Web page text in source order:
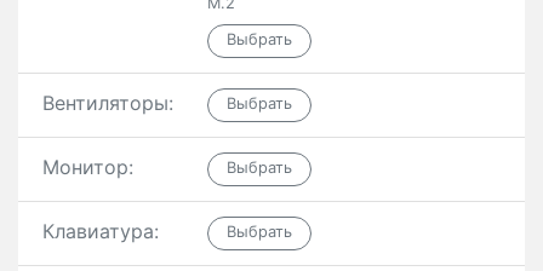
Вентиляторы:
Монитор:
Клавиатура: